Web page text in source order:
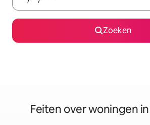
Zoeken
Feiten over woningen